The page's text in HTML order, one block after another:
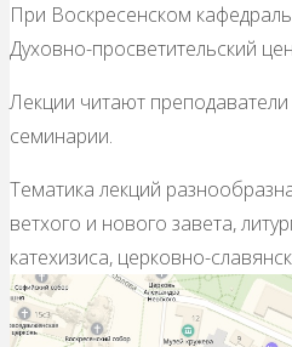
При Воскресенском
Духовно-просветительский
Лекции читают
семинарии.
Тематика лекций
ветхого и нового завета,
катехизиса, церковно-